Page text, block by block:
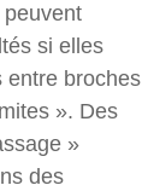
si elles
entre broches
». Des
»
des